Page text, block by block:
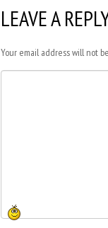
LEAVE A
Your email address will not